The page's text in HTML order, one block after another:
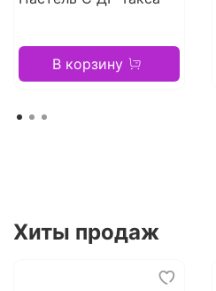
В корзину
Хиты продаж